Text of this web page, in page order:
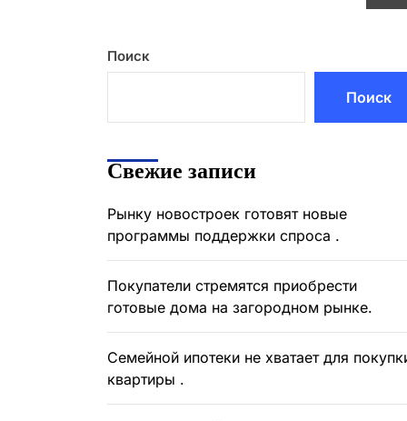
Поиск
Поиск
Свежие записи
Рынку новостроек готовят новые
программы поддержки спроса .
Покупатели стремятся приобрести
готовые дома на загородном рынке.
Семейной ипотеки не хватает для
квартиры .